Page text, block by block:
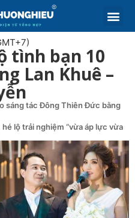
tình bạn 10
Lan Khuê –
sáng tác Đông Thiên Đức bằng
lộ trải nghiệm “vừa áp lực vừa